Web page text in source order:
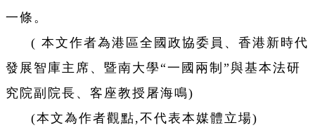
一條。
( 本文作者為港區全國政協委員、香港新時代
發展智庫主席、暨南大學“一國兩制”與基本法研
究院副院長、客座教授屠海鳴)
(本文為作者觀點,不代表本媒體立場)